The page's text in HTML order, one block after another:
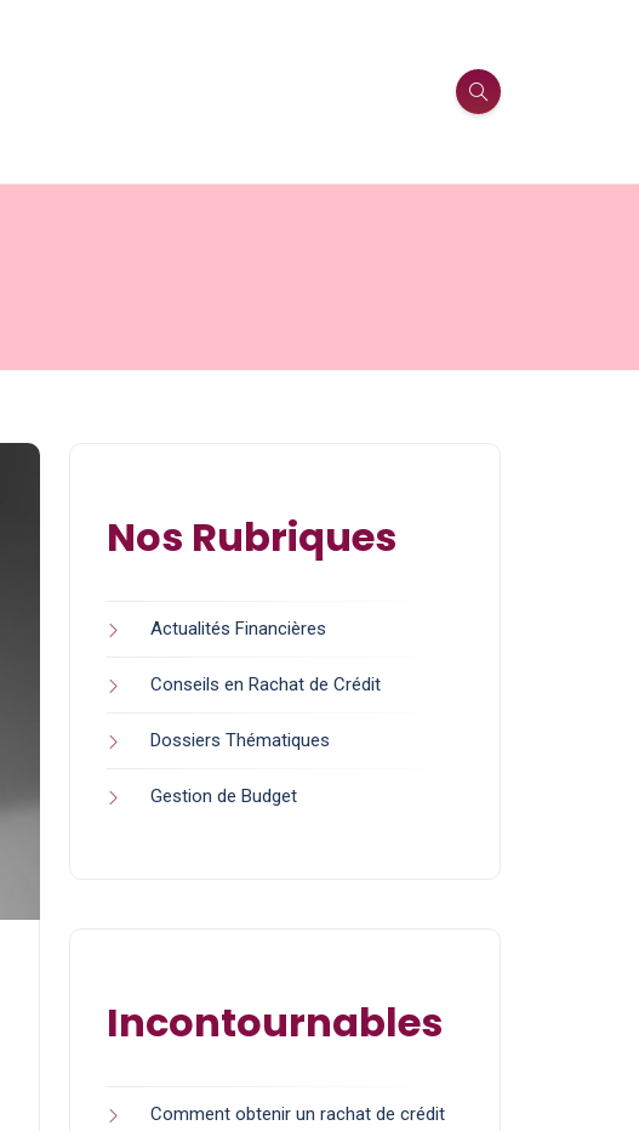
Nos Rubriques
Actualités Financières
Conseils en Rachat de Crédit
Dossiers Thématiques
Gestion de Budget
Incontournables
Comment obtenir un rachat de crédit